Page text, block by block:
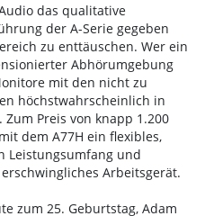
das qualitative
der A-Serie gegeben
zu enttäuschen. Wer ein
Abhörumgebung
mit den nicht zu
höchstwahrscheinlich in
Preis von knapp 1.200
dem A77H ein flexibles,
Leistungsumfang und
Arbeitsgerät.
zum 25. Geburtstag, Adam